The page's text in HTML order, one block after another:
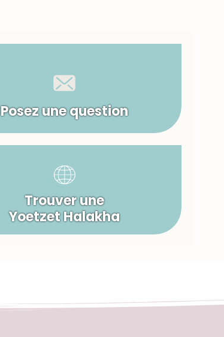
Posez une question
Trouver une
Yoetzet Halakha